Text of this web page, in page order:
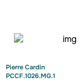
Pierre Cardin
PCCF.1026.MG.1